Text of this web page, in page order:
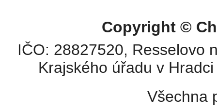
Copyright ©
IČO: 28827520, Resselovo
Krajského úřadu v
Všechna